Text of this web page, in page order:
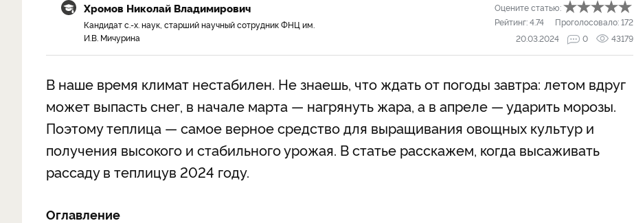
Хромов Николай Владимирович
Кандидат с.-х. наук, старший научный сотрудник ФНЦ им.
И.В. Мичурина
Оцените статью:
Рейтинг:4.74 Проголосовало:172
20.03.2024
0 43179
В наше время климат нестабилен. Не знаешь, что ждать от погоды завтра: летом вдруг
может выпасть снег, в начале марта — нагрянуть жара, а в апреле — ударить морозы.
Поэтому теплица — самое верное средство для выращивания овощных культур и
получения высокого и стабильного урожая. В статье расскажем, когда высаживать
рассаду в теплицув 2024 году.
Оглавление